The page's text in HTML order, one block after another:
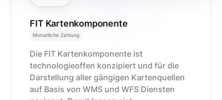
FIT Kartenkomponente
Monatliche Zahlung
Die FIT Kartenkomponente ist
technologieoffen konzipiert und für die
Darstellung aller gängigen Kartenquellen
auf Basis von WMS und WFS Diensten